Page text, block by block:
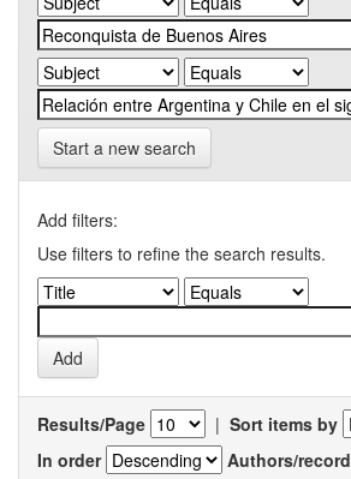
Start a new search
Add filters:
Use filters to refine the search results.
Results/Page | Sort items by
In order
Authors/record